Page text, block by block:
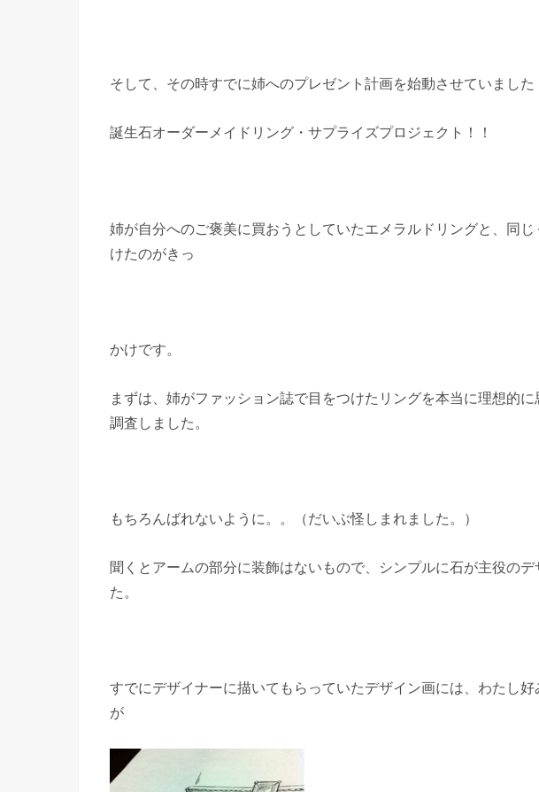
そして、その時すでに姉へのプレゼント計画を始動させていました
誕生石オーダーメイドリング・サプライズプロジェクト！！
姉が自分へのご褒美に買おうとしていたエメラルドリングと、同
けたのがきっ
かけです。
まずは、姉がファッション誌で目をつけたリングを本当に理想的
調査しました。
もちろんばれないように。。（だいぶ怪しまれました。）
聞くとアームの部分に装飾はないもので、シンプルに石が主役の
た。
すでにデザイナーに描いてもらっていたデザイン画には、わたし
が